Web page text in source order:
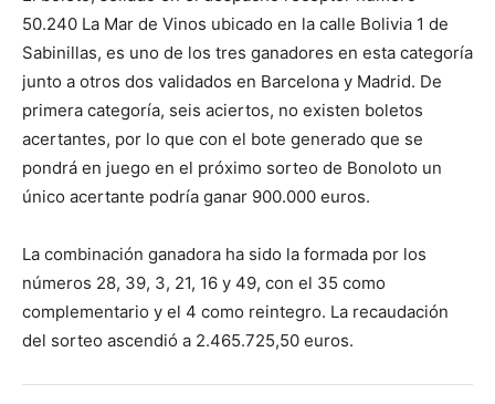
50.240 La Mar de Vinos ubicado en la calle Bolivia 1 de
Sabinillas, es uno de los tres ganadores en esta categoría
junto a otros dos validados en Barcelona y Madrid. De
primera categoría, seis aciertos, no existen boletos
acertantes, por lo que con el bote generado que se
pondrá en juego en el próximo sorteo de Bonoloto un
único acertante podría ganar 900.000 euros.
La combinación ganadora ha sido la formada por los
números 28, 39, 3, 21, 16 y 49, con el 35 como
complementario y el 4 como reintegro. La recaudación
del sorteo ascendió a 2.465.725,50 euros.